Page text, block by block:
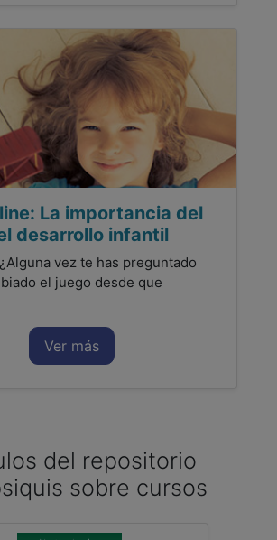
La importancia del
desarrollo infantil
¿Alguna vez te has preguntado
el juego desde que
Ver más
del repositorio
sobre cursos